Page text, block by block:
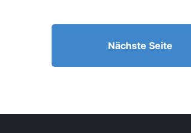
Nächste Seite